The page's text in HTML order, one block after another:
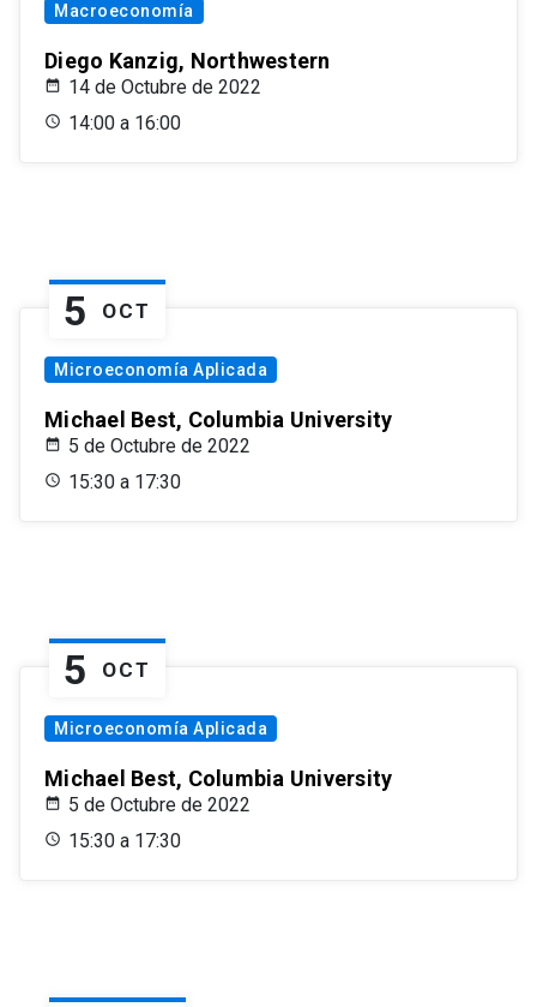
Macroeconomía
Diego Kanzig, Northwestern
14 de Octubre de 2022
14:00 a 16:00
5 OCT
Microeconomía Aplicada
Michael Best, Columbia University
5 de Octubre de 2022
15:30 a 17:30
5 OCT
Microeconomía Aplicada
Michael Best, Columbia University
5 de Octubre de 2022
15:30 a 17:30